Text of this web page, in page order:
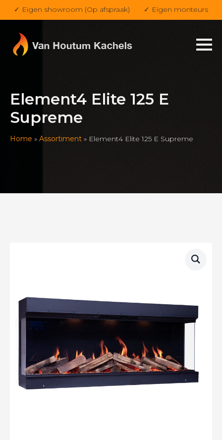
✓ Eigen showroom (Op afspraak) ✓ Eigen monteurs
Element4 Elite 125 E
Supreme
Home » Assortiment » Element4 Elite 125 E Supreme